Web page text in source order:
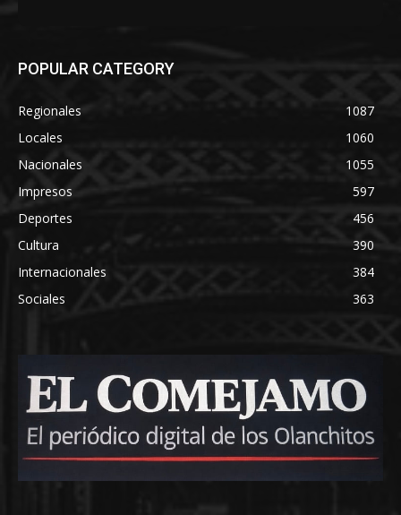
POPULAR CATEGORY
Regionales
1087
Locales
1060
Nacionales
1055
Impresos
597
Deportes
456
Cultura
390
Internacionales
384
Sociales
363